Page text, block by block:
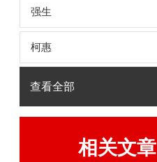
强生
柯惠
查看全部
相关文章